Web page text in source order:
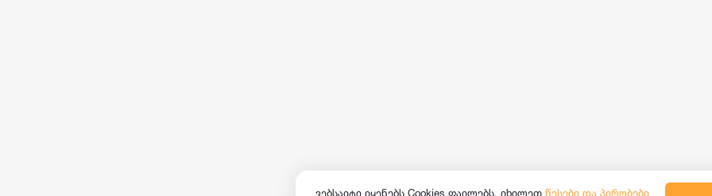
ვებსაიტი იყენებს Cookies ფაილებს. იხილეთ წესები და პირობები